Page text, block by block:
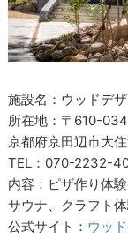
施設名：ウッドデ
所在地：〒610-
京都府京田辺市大
TEL：070-2232-
内容：ピザ作り体
サウナ、クラフト
公式サイト： ウッ